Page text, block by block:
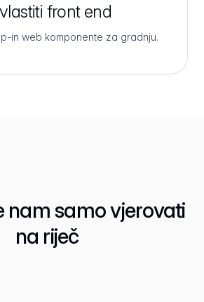
front end
in web komponente za gradnju.
nam samo vjerovati
na riječ